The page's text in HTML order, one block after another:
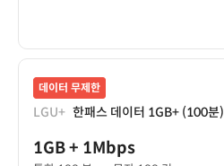
데이터 무제한
LGU+ 한패스 데이터 1GB+ (100분)
1GB+ 1Mbps